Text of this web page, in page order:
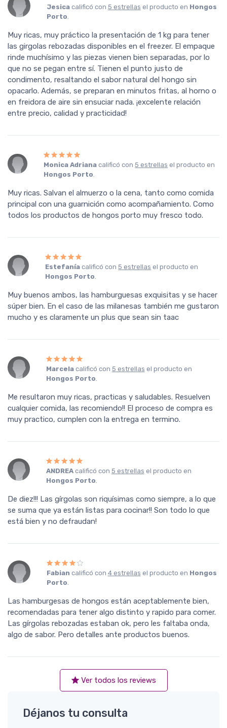
Jesicacalificó con 5 estrellas el producto en Hongos
Porto.
Muy ricas, muy práctico la presentación de 1 kg para tener
las girgolas rebozadas disponibles en el freezer. El empaque
rinde muchísimo y las piezas vienen bien separadas, por lo
que no se pegan entre sí. Tienen el punto justo de
condimento, resaltando el sabor natural del hongo sin
opacarlo. Además, se preparan en minutos fritas, al horno o
en freidora de aire sin ensuciar nada. ¡excelente relación
entre precio, calidad y practicidad!
Monica Adriana calificó con5 estrellas el producto en
Hongos Porto.
Muy ricas. Salvan el almuerzo o la cena, tanto como comida
principal con una guarnición como acompañamiento. Como
todos los productos de hongos porto muy fresco todo.
Estefanía calificó con5 estrellas el producto en
Hongos Porto.
Muy buenos ambos, las hamburguesas exquisitas y se hacer
súper bien. En el caso de las milanesas también me gustaron
mucho y es claramente un plus que sean sin taac
Marcelacalificó con 5 estrellas el producto en
Hongos Porto.
Me resultaron muy ricas, practicas y saludables. Resuelven
cualquier comida, las recomiendo!! El proceso de compra es
muy practico, cumplen con la entrega en termino.
ANDREAcalificó con 5 estrellas el producto en
Hongos Porto.
De diez!!! Las gírgolas son riquísimas como siempre, a lo que
se suma que ya están listas para cocinar!! Son todo lo que
está bien y no defraudan!
Fabian calificó con 4 estrellas el producto en Hongos
Porto.
Las hamburgesas de hongos están aceptablemente bien,
recomendadas para tener algo distinto y rapido para comer.
Las gírgolas rebozadas estaban ok, pero les faltaba onda,
algo de sabor. Pero detalles ante productos buenos.
Ver todos los reviews
Déjanos tu consulta